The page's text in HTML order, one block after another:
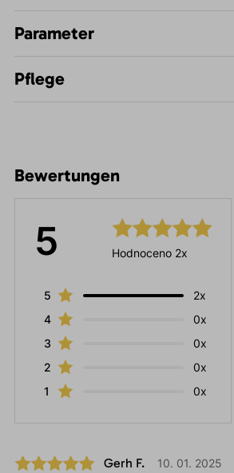
Parameter
Pflege
Bewertungen
5 Hodnoceno 2x
5
2x
4
0x
3
0x
2
0x
1
0x
Gerh F. 10. 01. 2025